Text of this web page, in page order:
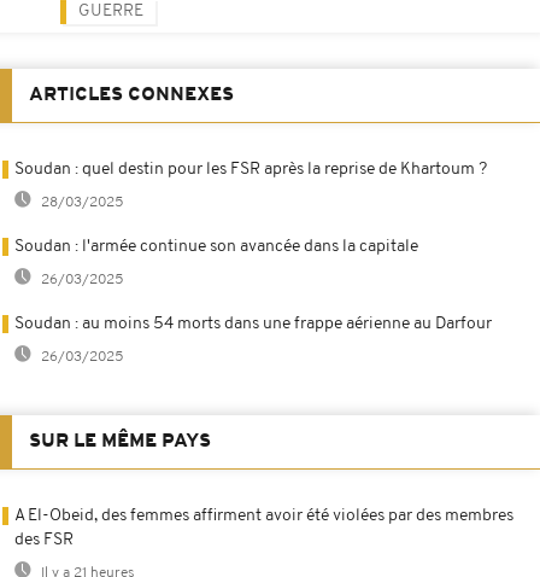
GUERRE
ARTICLES CONNEXES
Soudan : quel destin pour les FSR après la reprise de Khartoum ?
28/03/2025
Soudan : l'armée continue son avancée dans la capitale
26/03/2025
Soudan : au moins 54 morts dans une frappe aérienne au Darfour
26/03/2025
SUR LE MÊME PAYS
A El-Obeid, des femmes affirment avoir été violées par des membres
des FSR
Il y a 21 heures